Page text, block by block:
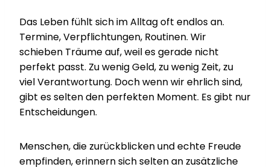
Das Leben fühlt sich im Alltag oft endlos an.
Termine, Verpflichtungen, Routinen. Wir
schieben Träume auf, weil es gerade nicht
perfekt passt. Zu wenig Geld, zu wenig Zeit, zu
viel Verantwortung. Doch wenn wir ehrlich sind,
gibt es selten den perfekten Moment. Es gibt nur
Entscheidungen.
Menschen, die zurückblicken und echte Freude
empfinden, erinnern sich selten an zusätzliche